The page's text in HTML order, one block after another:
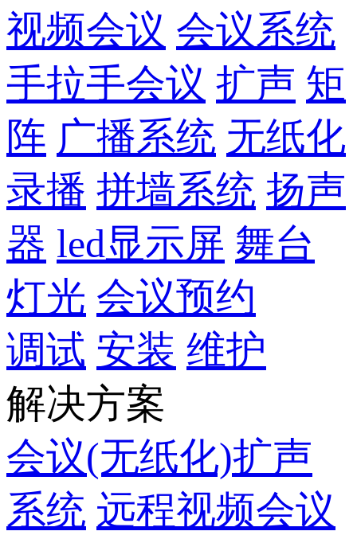
视频会议 会议系统
手拉手会议 扩声 矩
阵 广播系统 无纸化
录播 拼墙系统 扬声
器 led显示屏 舞台
灯光 会议预约
调试 安装 维护
解决方案
会议(无纸化)扩声
系统 远程视频会议